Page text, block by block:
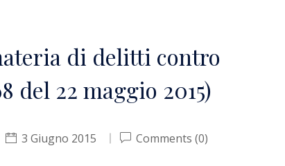
di delitti contro
del 22 maggio 2015)
3 Giugno 2015 Comments (0)